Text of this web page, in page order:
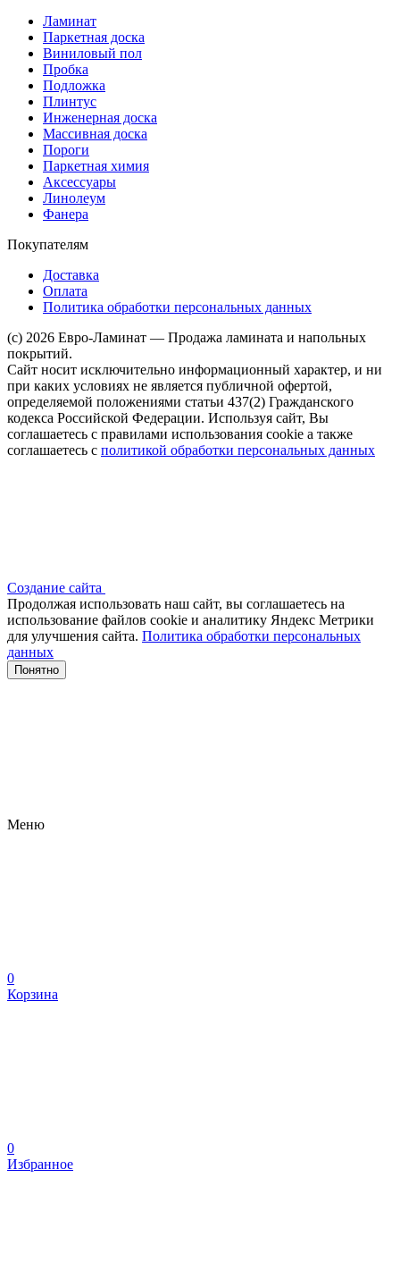
Ламинат
Паркетная доска
Виниловый пол
Пробка
Подложка
Плинтус
Инженерная доска
Массивная доска
Пороги
Паркетная химия
Аксессуары
Линолеум
Фанера
Покупателям
Доставка
Оплата
Политика обработки персональных данных
(c) 2026 Евро-Ламинат — Продажа ламината и напольных
покрытий.
Сайт носит исключительно информационный характер, и ни
при каких условиях не является публичной офертой,
определяемой положениями статьи 437(2) Гражданского
кодекса Российской Федерации. Используя сайт, Вы
соглашаетесь с правилами использования cookie а также
соглашаетесь с политикой обработки персональных данных
Создание сайта
Продолжая использовать наш сайт, вы соглашаетесь на
использование файлов сооkіе и аналитику Яндекс Метрики
для улучшения сайта. Политика обработки персональных
данных
Понятно
Меню
0
Корзина
0
Избранное